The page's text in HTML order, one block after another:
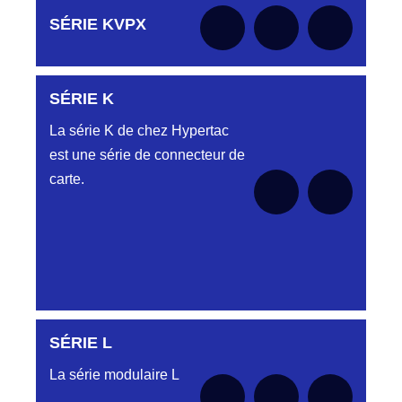
Aucune pièce disponible pour cette série pour
le moment
SÉRIE KVPX
Aucune pièce disponible pour cette série pour
SÉRIE K
La série K de chez Hypertac
est une série de connecteur de
carte.
Aucune pièce disponible pour cette série pour
SÉRIE L
La série modulaire L